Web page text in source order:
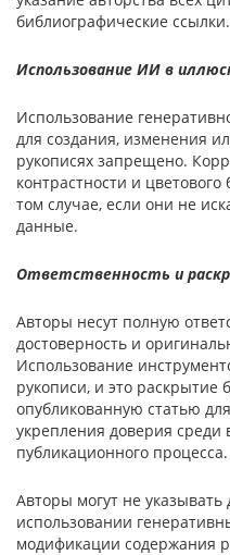
библиографические ссылки.
Использование ИИ в
Использование
для создания, изменения
рукописях запрещено.
контрастности и цветового
том случае, если они не
данные.
Ответственность и
Авторы несут полную
достоверность и
Использование
рукописи, и это раскрытие
опубликованную статью
укрепления доверия среди
публикационного процесса.
Авторы могут не
использовании
модификации содержания